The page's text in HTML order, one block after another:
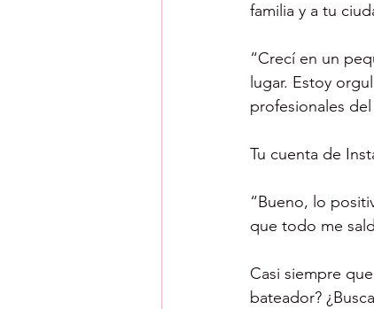
familia y a tu
“Crecí en un
lugar. Estoy
profesionales
Tu cuenta de
“Bueno, lo
que todo me
Casi siempre
bateador?